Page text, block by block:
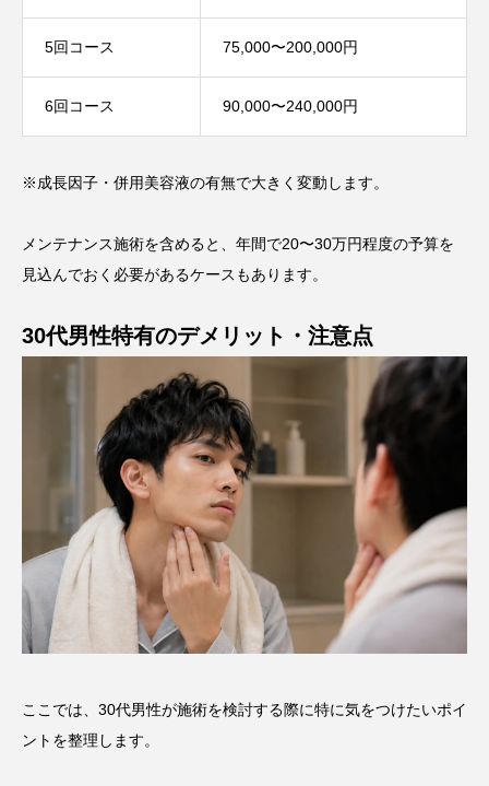
5回コース 75,000〜200,000円
6回コース 90,000〜240,000円
※成長因子・併用美容液の有無で大きく変動します。
メンテナンス施術を含めると、年間で20〜30万円程度の予算を
見込んでおく必要があるケースもあります。
30代男性特有のデメリット・注意点
ここでは、30代男性が施術を検討する際に特に気をつけたいポイ
ントを整理します。